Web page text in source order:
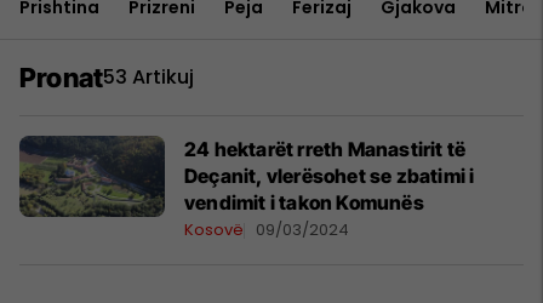
Prishtina Prizreni Peja Ferizaj Gjakova
Pronat53 Artikuj
24 hektarët rreth Manastirit të
Deçanit, vlerësohet se zbatimi i
vendimit i takon Komunës
Kosovë 09/03/2024